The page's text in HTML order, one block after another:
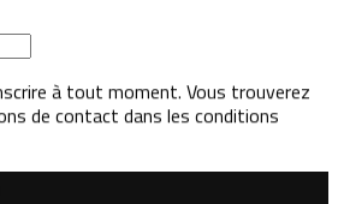
à tout moment. Vous trouverez
de contact dans les conditions